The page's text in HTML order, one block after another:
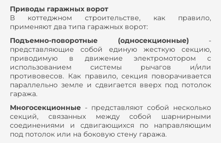
Приводы гаражных ворот
В коттеджном строительстве, как правило,
применяют два типа гаражных ворот:
Подъемно-поворотные (односекционные) -
представляющие собой единую жесткую секцию,
приводимую в движение электромотором с
использованием системы рычагов и/или
противовесов. Как правило, секция поворачивается
параллельно земле и сдвигается вверх под потолок
гаража.
Многосекционные - представляют собой несколько
секций, связанных между собой шарнирными
соединениями и сдвигающихся по направляющим
под потолок или на боковую стену гаража.